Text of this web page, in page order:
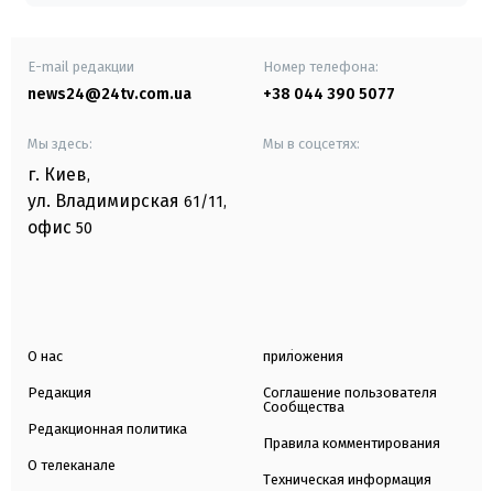
E-mail редакции
news24@24tv.com.ua
Номер телефона:
+38 044 390 5077
Мы здесь:
г. Киев,
ул. Владимирская 61/11,
офис 50
Мы в соцсетях:
О нас
Редакция
Редакционная политика
О телеканале
приложения
Соглашение пользователя
Сообщества
Правила комментирования
Техническая информация